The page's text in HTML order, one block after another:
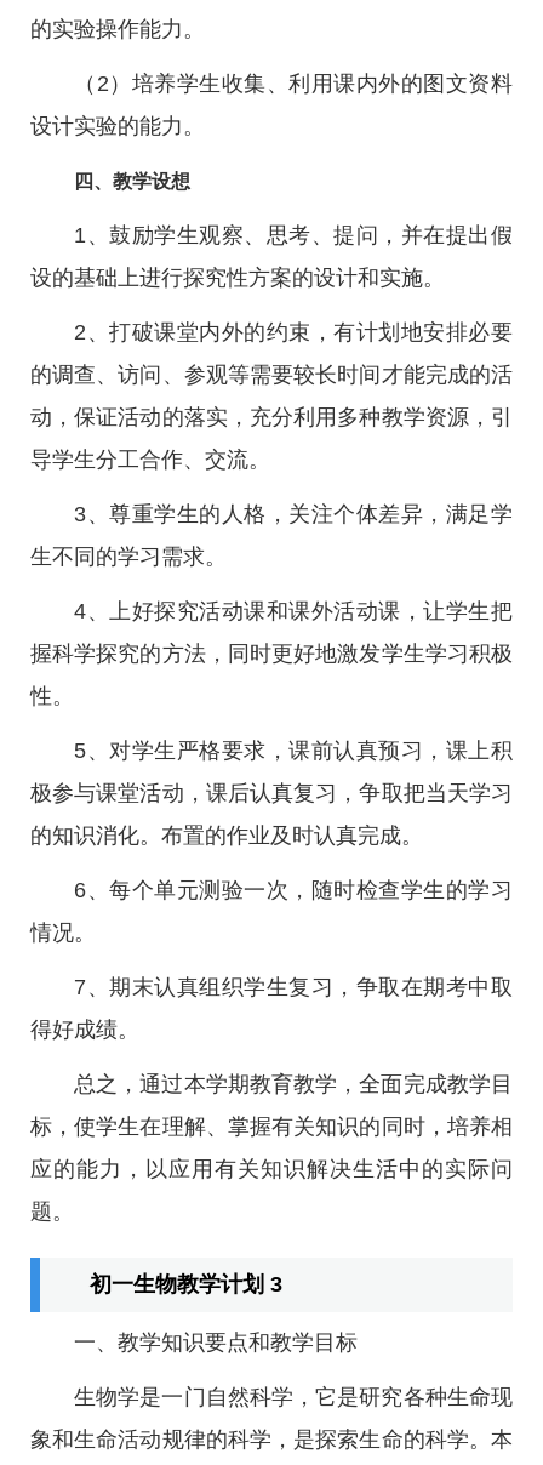
的实验操作能力。
（2）培养学生收集、利用课内外的图文资料
设计实验的能力。
四、教学设想
1、鼓励学生观察、思考、提问，并在提出假
设的基础上进行探究性方案的设计和实施。
2、打破课堂内外的约束，有计划地安排必要
的调查、访问、参观等需要较长时间才能完成的活
动，保证活动的落实，充分利用多种教学资源，引
导学生分工合作、交流。
3、尊重学生的人格，关注个体差异，满足学
生不同的学习需求。
4、上好探究活动课和课外活动课，让学生把
握科学探究的方法，同时更好地激发学生学习积极
性。
5、对学生严格要求，课前认真预习，课上积
极参与课堂活动，课后认真复习，争取把当天学习
的知识消化。布置的作业及时认真完成。
6、每个单元测验一次，随时检查学生的学习
情况。
7、期末认真组织学生复习，争取在期考中取
得好成绩。
总之，通过本学期教育教学，全面完成教学目
标，使学生在理解、掌握有关知识的同时，培养相
应的能力，以应用有关知识解决生活中的实际问
题。
初一生物教学计划 3
一、教学知识要点和教学目标
生物学是一门自然科学，它是研究各种生命现
象和生命活动规律的科学，是探索生命的科学。本